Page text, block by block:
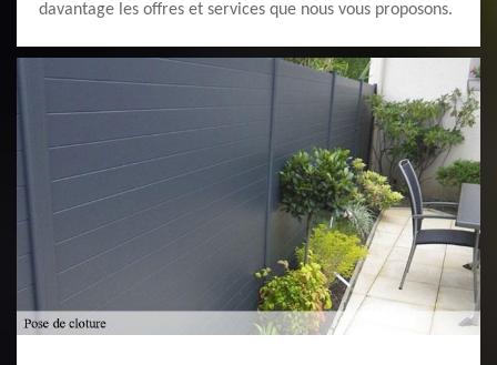
davantage les offres et services que nous vous proposons.